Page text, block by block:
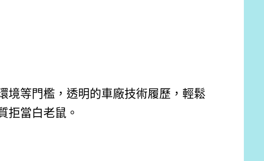
境等門檻，透明的車廠技術履歷，輕鬆
拒當白老鼠。